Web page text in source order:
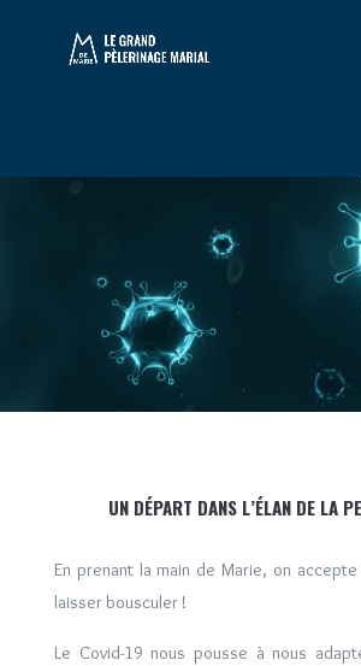
: Constant WP_CRON_LOCK_TIMEOUT
/htdocs/wp-config.phpon line
UN DÉPART DANS L’ÉLAN DE LA
En prenant la main de Marie, on accepte
laisser bousculer !
Le Covid-19 nous pousse à nous